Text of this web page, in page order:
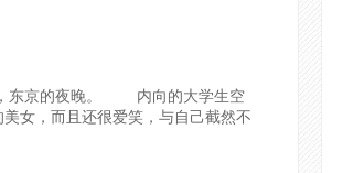
东京的夜晚。 内向的大学生空
女，而且还很爱笑，与自己截然不